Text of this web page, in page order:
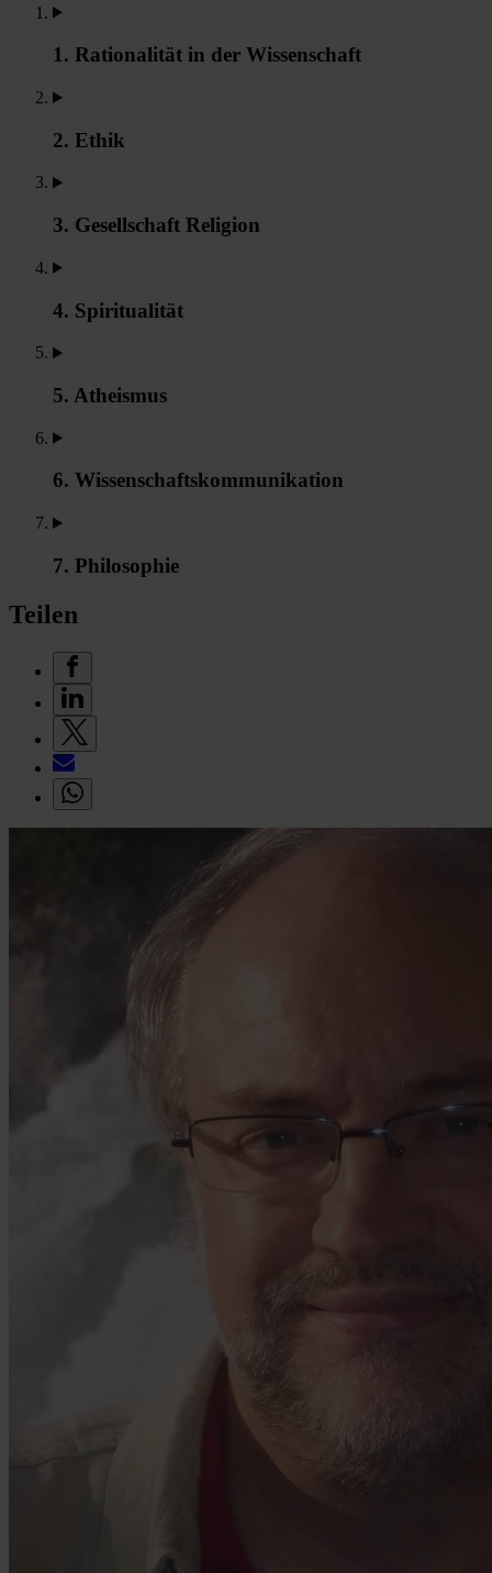
1. Rationalität in der Wissenschaft
2. Ethik
3. Gesellschaft Religion
4. Spiritualität
5. Atheismus
6. Wissenschaftskommunikation
7. Philosophie
Teilen